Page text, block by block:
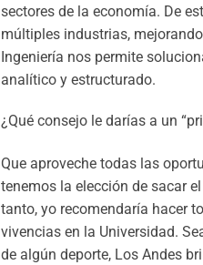
sectores de la economía. De
múltiples industrias,
Ingeniería nos permite
analítico y estructurado.
¿Qué consejo le darías a un
Que aproveche todas las
tenemos la elección de sacar
tanto, yo recomendaría hacer
vivencias en la Universidad.
de algún deporte, Los Andes